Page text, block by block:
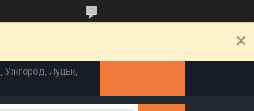
Ужгород, Луцьк,